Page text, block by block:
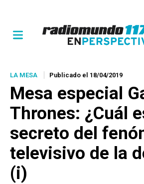
LA MESA Publicado el 18/04/2019
Mesa especial
Thrones: ¿Cuál
secreto del
televisivo de la
(i)